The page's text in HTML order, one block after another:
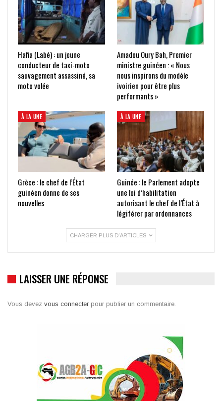
Hafia (Labé) : un jeune
conducteur de taxi-moto
sauvagement assassiné, sa
moto volée
Amadou Oury Bah, Premier
ministre guinéen : « Nous
nous inspirons du modèle
ivoirien pour être plus
performants »
À LA UNE
Grèce : le chef de l’État
guinéen donne de ses
nouvelles
À LA UNE
Guinée : le Parlement adopte
une loi d’habilitation
autorisant le chef de l’État à
légiférer par ordonnances
CHARGER PLUS D'ARTICLES
LAISSER UNE RÉPONSE
Vous devez vous connecter pour publier un commentaire.